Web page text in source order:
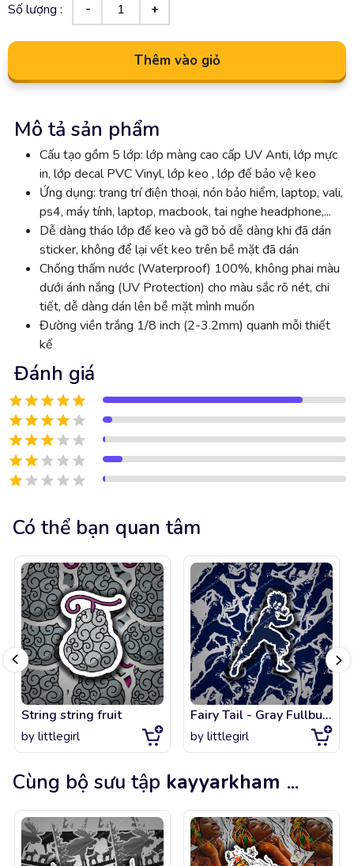
Số lượng :
Thêm vào giỏ
Mô tả sản phẩm
Cấu tạo gồm 5 lớp: lớp màng cao cấp UV Anti, lớp mực
in, lớp decal PVC Vinyl, lớp keo , lớp đế bảo vệ keo
Ứng dụng: trang trí điện thoại, nón bảo hiểm, laptop, vali,
ps4, máy tính, laptop, macbook, tai nghe headphone,...
Dễ dàng tháo lớp đế keo và gỡ bỏ dễ dàng khi đã dán
sticker, không để lại vết keo trên bề mặt đã dán
Chống thấm nước (Waterproof) 100%, không phai màu
dưới ánh nắng (UV Protection) cho màu sắc rõ nét, chi
tiết, dễ dàng dán lên bề mặt mình muốn
Đường viền trắng 1/8 inch (2-3.2mm) quanh mỗi thiết
kế
Đánh giá
Có thể bạn quan tâm
String string fruit
by littlegirl
Fairy Tail - Gray Fullbuster
by littlegirl
Cùng bộ sưu tập kayyarkham ...